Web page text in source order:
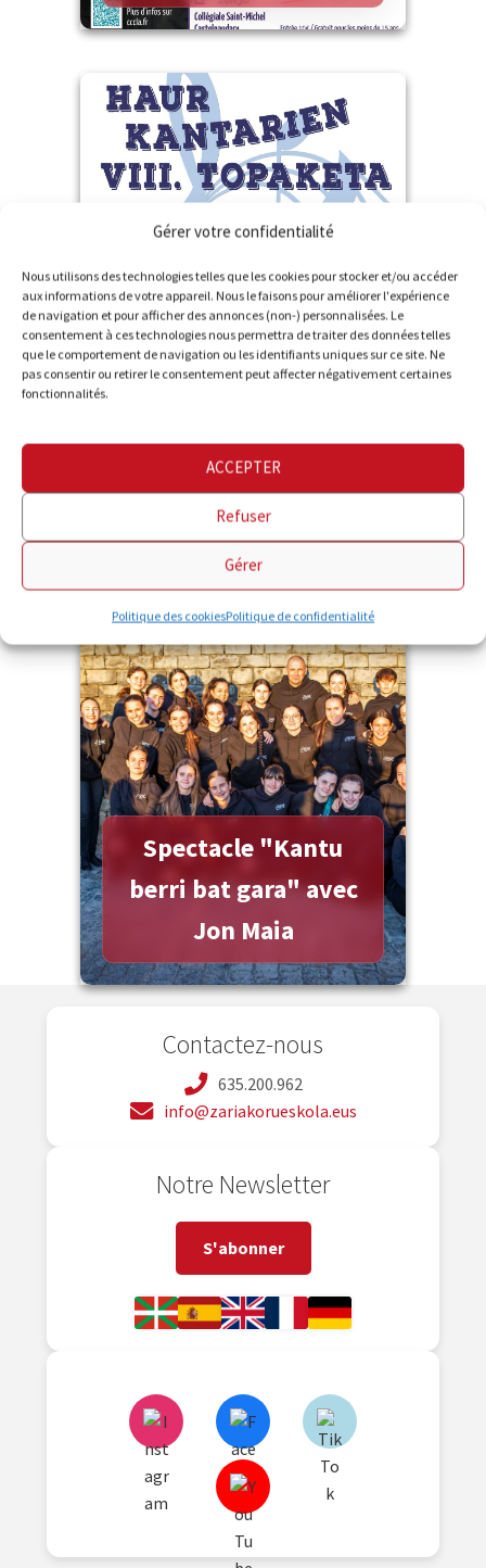
Gérer votre confidentialité
Nous utilisons des technologies telles que les cookies pour stocker et/ou accéder
aux informations de votre appareil. Nous le faisons pour améliorer l'expérience
de navigation et pour afficher des annonces (non-) personnalisées. Le
consentement à ces technologies nous permettra de traiter des données telles
que le comportement de navigation ou les identifiants uniques sur ce site. Ne
pas consentir ou retirer le consentement peut affecter négativement certaines
fonctionnalités.
ACCEPTER
Refuser
Gérer
Politique des cookiesPolitique de confidentialité
Rencontre de
chorales d'enfants
organisée par
à Lesaka
Plus d'informations
Spectacle "Kantu
berri bat gara" avec
Jon Maia
Plus d'informations
Contactez-nous
635.200.962
info@zariakorueskola.eus
Notre Newsletter
S'abonner